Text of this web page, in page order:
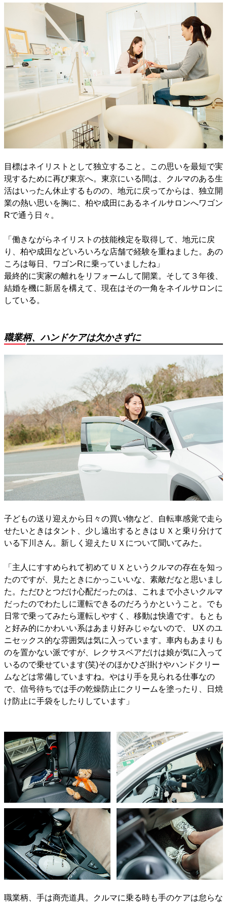
目標はネイリストとして独立すること。この思いを最短で実
現するために再び東京へ。東京にいる間は、クルマのある生
活はいったん休止するものの、地元に戻ってからは、独立開
業の熱い思いを胸に、柏や成田にあるネイルサロンへワゴン
Rで通う日々。
「働きながらネイリストの技能検定を取得して、地元に戻
り、柏や成田などいろいろな店舗で経験を重ねました。あの
ころは毎日、ワゴンRに乗っていましたね」
最終的に実家の離れをリフォームして開業。そして３年後、
結婚を機に新居を構えて、現在はその一角をネイルサロンに
している。
職業柄、ハンドケアは欠かさずに
子どもの送り迎えから日々の買い物など、自転車感覚で走ら
せたいときはタント、少し遠出するときはＵＸと乗り分けて
いる下川さん。新しく迎えたＵＸについて聞いてみた。
「主人にすすめられて初めてＵＸというクルマの存在を知っ
たのですが、見たときにかっこいいな、素敵だなと思いまし
た。ただひとつだけ心配だったのは、これまで小さいクルマ
だったのでわたしに運転できるのだろうかということ。でも
日常で乗ってみたら運転しやすく、移動は快適です。もとも
と好み的にかわいい系はあまり好みじゃないので、
UX のユ
ニセックス的な雰囲気は気に入っています。車内もあまりも
のを置かない派ですが、レクサスベアだけは娘が気に入って
いるので乗せています(笑)そのほかひざ掛けやハンドクリー
ムなどは常備していますね。やはり手を見られる仕事なの
で、信号待ちでは手の乾燥防止にクリームを塗ったり、日焼
け防止に手袋をしたりしています」
職業柄、手は商売道具。クルマに乗る時も手のケアは怠らな